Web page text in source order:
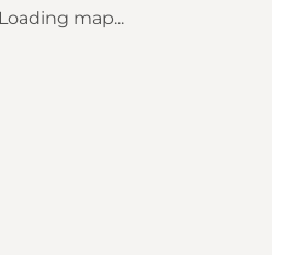
Loading map...